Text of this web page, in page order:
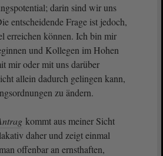
darin sind wir uns
entscheidende Frage ist jedoch,
erreichen können. Ich bin mir
und Kollegen im Hohen
mir oder mit uns darüber
allein dadurch gelingen kann,
zu ändern.
kommt aus meiner Sicht
daher und zeigt einmal
offenbar an ernsthaften,